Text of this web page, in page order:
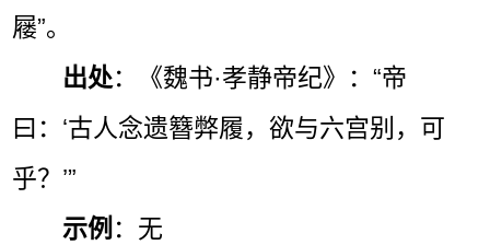
屦”。
出处：《魏书·孝静帝纪》：“帝
曰：‘古人念遗簪弊履，欲与六宫别，可
乎？’”
示例 ：无